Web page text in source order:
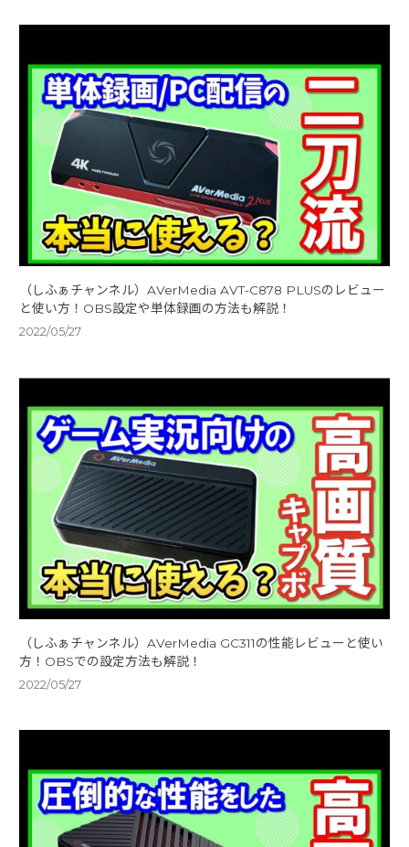
（しふぁチャンネル）AVerMedia AVT-C878 PLUSのレビュー
と使い方！OBS設定や単体録画の方法も解説！
2022/05/27
（しふぁチャンネル）AVerMedia GC311の性能レビューと使い
方！OBSでの設定方法も解説！
2022/05/27